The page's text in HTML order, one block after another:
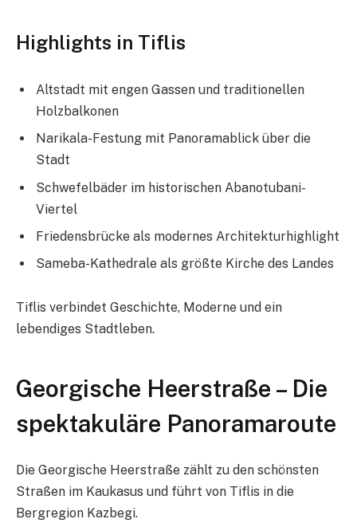
Highlights in Tiflis
Altstadt mit engen Gassen und traditionellen
Holzbalkonen
Narikala-Festung mit Panoramablick über die
Stadt
Schwefelbäder im historischen Abanotubani-
Viertel
Friedensbrücke als modernes Architekturhighlight
Sameba-Kathedrale als größte Kirche des Landes
Tiflis verbindet Geschichte, Moderne und ein
lebendiges Stadtleben.
Georgische Heerstraße – Die
spektakuläre Panoramaroute
Die Georgische Heerstraße zählt zu den schönsten
Straßen im Kaukasus und führt von Tiflis in die
Bergregion Kazbegi.